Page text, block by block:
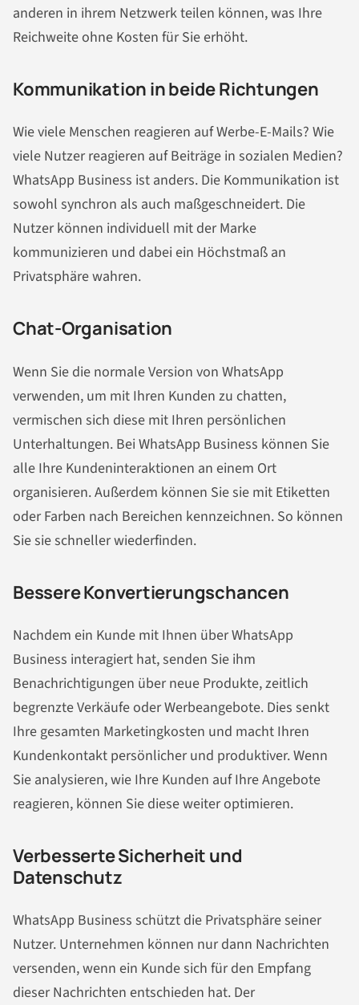
anderen in ihrem Netzwerk teilen können, was Ihre
Reichweite ohne Kosten für Sie erhöht.
Kommunikation in beide Richtungen
Wie viele Menschen reagieren auf Werbe-E-Mails? Wie
viele Nutzer reagieren auf Beiträge in sozialen Medien?
WhatsApp Business ist anders. Die Kommunikation ist
sowohl synchron als auch maßgeschneidert. Die
Nutzer können individuell mit der Marke
kommunizieren und dabei ein Höchstmaß an
Privatsphäre wahren.
Chat-Organisation
Wenn Sie die normale Version von WhatsApp
verwenden, um mit Ihren Kunden zu chatten,
vermischen sich diese mit Ihren persönlichen
Unterhaltungen. Bei WhatsApp Business können Sie
alle Ihre Kundeninteraktionen an einem Ort
organisieren. Außerdem können Sie sie mit Etiketten
oder Farben nach Bereichen kennzeichnen. So können
Sie sie schneller wiederfinden.
Bessere Konvertierungschancen
Nachdem ein Kunde mit Ihnen über WhatsApp
Business interagiert hat, senden Sie ihm
Benachrichtigungen über neue Produkte, zeitlich
begrenzte Verkäufe oder Werbeangebote. Dies senkt
Ihre gesamten Marketingkosten und macht Ihren
Kundenkontakt persönlicher und produktiver. Wenn
Sie analysieren, wie Ihre Kunden auf Ihre Angebote
reagieren, können Sie diese weiter optimieren.
Verbesserte Sicherheit und
Datenschutz
WhatsApp Business schützt die Privatsphäre seiner
Nutzer. Unternehmen können nur dann Nachrichten
versenden, wenn ein Kunde sich für den Empfang
dieserNachrichten entschieden hat. Der